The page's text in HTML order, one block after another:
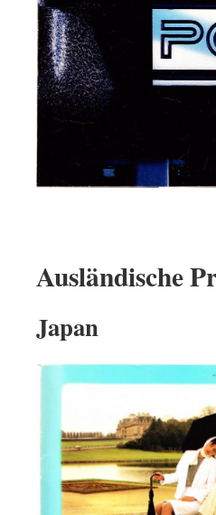
Ausländische
Japan